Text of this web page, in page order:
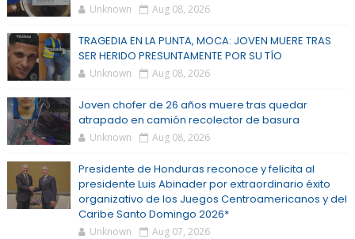
Unknown Aug 08, 2026
TRAGEDIA EN LA PUNTA, MOCA: JOVEN MUERE TRAS
SER HERIDO PRESUNTAMENTE POR SU TÍO
Unknown Aug 08, 2026
Joven chofer de 26 años muere tras quedar
atrapado en camión recolector de basura
Unknown Aug 08, 2026
Presidente de Honduras reconoce y felicita al
presidente Luis Abinader por extraordinario éxito
organizativo de los Juegos Centroamericanos y del
Caribe Santo Domingo 2026*
Unknown Aug 07, 2026